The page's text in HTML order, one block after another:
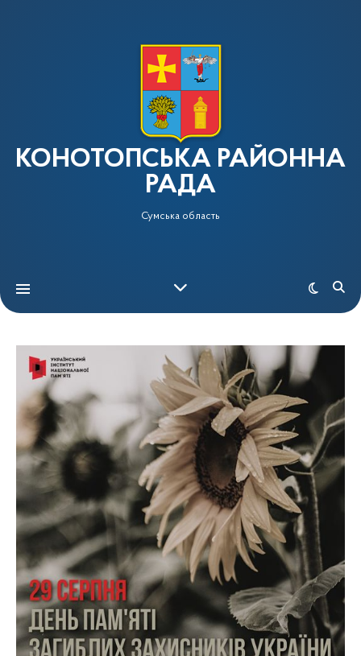
КОНОТОПСЬКА РАЙОННА
РАДА
Сумська область